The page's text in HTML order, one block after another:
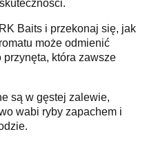
Baits i przekonaj się, jak
może odmienić
przynęta, która zawsze
są w gęstej zalewie,
wabi ryby zapachem i